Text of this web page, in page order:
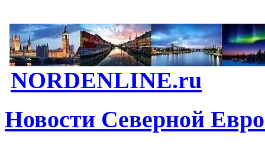
NORDENLINE.ru
Новости Северной